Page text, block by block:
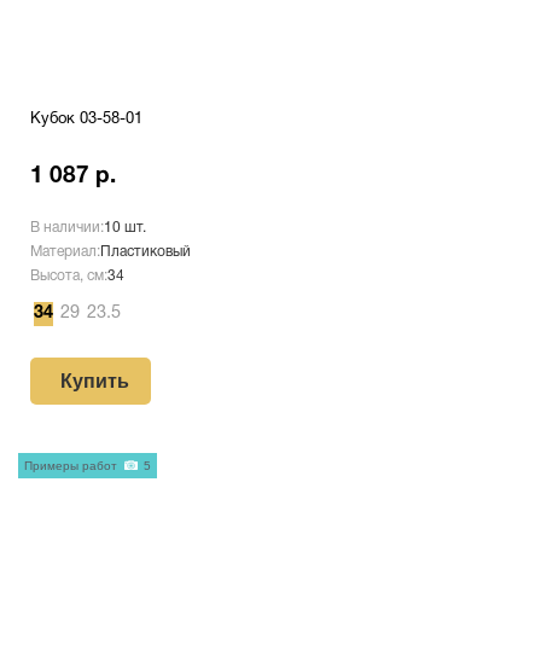
Кубок 03-58-01
1 087 р.
В наличии:10 шт.
Материал: Пластиковый
Высота, см:34
34 29 23.5
Купить
Примеры работ 5